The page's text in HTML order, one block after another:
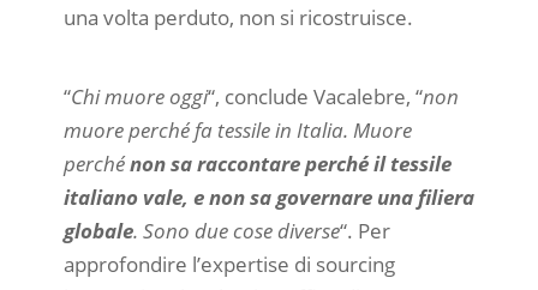
una volta perduto, non si ricostruisce.
“Chi muore oggi“, conclude Vacalebre, “non
muore perché fa tessile in Italia. Muore
perchénon sa raccontare perché il tessile
italiano vale, e non sa governare una filiera
globale. Sono due cose diverse“. Per
approfondire l’expertise di sourcing